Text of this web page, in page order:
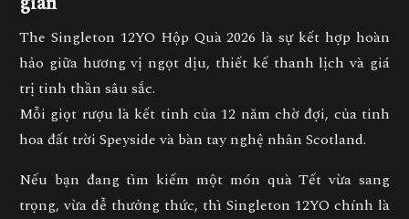
The Singleton 12YO Hộp Quà 2026 là sự kết hợp hoàn
hảo giữa hương vị ngọt dịu, thiết kế thanh lịch và giá
trị tinh thần sâu sắc.
Mỗi giọt rượu là kết tinh của 12 năm chờ đợi, của tinh
hoa đất trời Speyside và bàn tay nghệ nhân Scotland.
Nếu bạn đang tìm kiếm một món quà Tết vừa sang
trọng, vừa dễ thưởng thức, thì Singleton 12YO chính là